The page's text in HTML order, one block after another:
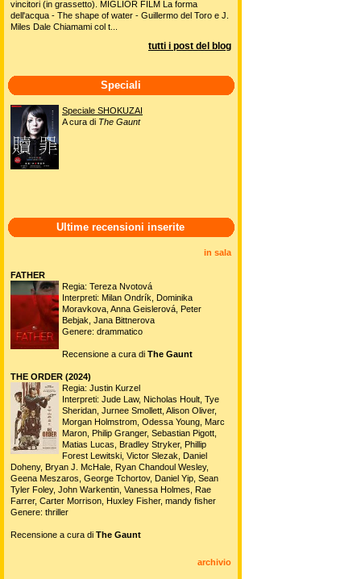
vincitori (in grassetto). MIGLIOR FILM La forma
dell'acqua - The shape of water - Guillermo del Toro e J.
Miles Dale Chiamami col t...
tutti i post del blog
Speciali
Speciale SHOKUZAI
A cura di The Gaunt
Ultime recensioni inserite
in sala
FATHER
Regia: Tereza Nvotová
Interpreti: Milan Ondrík, Dominika
Moravkova, Anna Geislerová, Peter
Bebjak, Jana Bittnerova
Genere: drammatico
Recensione a cura di The Gaunt
THE ORDER (2024)
Regia: Justin Kurzel
Interpreti: Jude Law, Nicholas Hoult, Tye
Sheridan, Jurnee Smollett, Alison Oliver,
Morgan Holmstrom, Odessa Young, Marc
Maron, Philip Granger, Sebastian Pigott,
Matias Lucas, Bradley Stryker, Phillip
Forest Lewitski, Victor Slezak, Daniel
Doheny, Bryan J. McHale, Ryan Chandoul Wesley,
Geena Meszaros, George Tchortov, Daniel Yip, Sean
Tyler Foley, John Warkentin, Vanessa Holmes, Rae
Farrer, Carter Morrison, Huxley Fisher, mandy fisher
Genere: thriller
Recensione a cura di The Gaunt
archivio